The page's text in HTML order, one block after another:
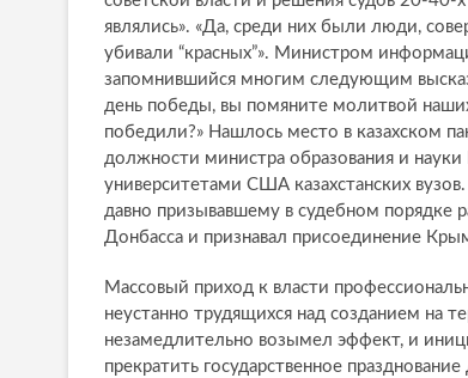
являлись». «Да, среди них были люди,
убивали “красных”». Министром
запомнившийся многим следующим
день победы, вы помяните молитвой
победили?» Нашлось место в казахском
должности министра образования и
университетами США казахстанских
давно призывавшему в судебном порядке
Донбасса и признавал присоединение
Массовый приход к власти
неустанно трудящихся над созданием на
незамедлительно возымел эффект, и
прекратить государственное